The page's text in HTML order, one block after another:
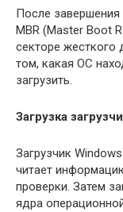
После завершения
MBR (Master Boot
секторе
том, какая ОС
загрузить.
Загрузка
Загрузчик
читает
проверки. Затем
ядра